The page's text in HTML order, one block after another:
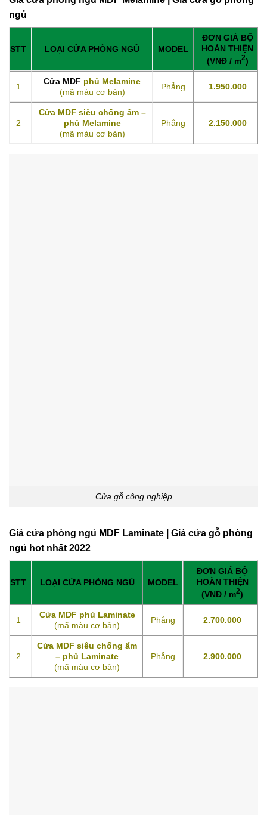
ngủ
STT LOẠI CỬA PHÒNG NGỦ MODEL
ĐƠN GIÁ BỘ
HOÀN THIỆN
(VNĐ / m2)
1
Cửa MDF phủ Melamine
(mã màu cơ bản)
Phẳng 1.950.000
2
Cửa MDF siêu chống ẩm –
phủ Melamine
(mã màu cơ bản)
Phẳng 2.150.000
Cửa gỗ công nghiệp
Giá cửa phòng ngủ MDF Laminate | Giá cửa gỗ phòng
ngủ hot nhất 2022
STT LOẠI CỬA PHÒNG NGỦ MODEL
ĐƠN GIÁ BỘ
HOÀN THIỆN
(VNĐ / m2)
1
Cửa MDF phủ Laminate
(mã màu cơ bản)
Phẳng 2.700.000
2
Cửa MDF siêu chống ẩm
– phủ Laminate
(mã màu cơ bản)
Phẳng 2.900.000